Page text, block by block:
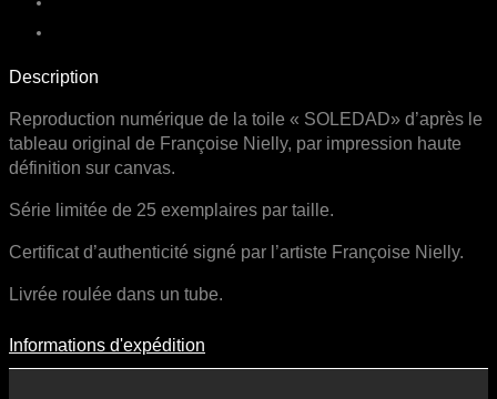
Description
Reproduction numérique de la toile « SOLEDAD» d’après le
tableau original de Françoise Nielly, par impression haute
définition sur canvas.
Série limitée de 25 exemplaires par taille.
Certificat d’authenticité signé par l’artiste Françoise Nielly.
Livrée roulée dans un tube.
Informations D'expédition
Informations d'expédition